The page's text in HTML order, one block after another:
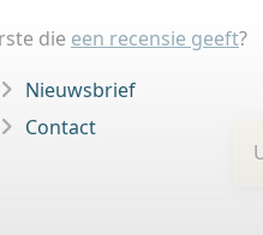
die een recensie geeft?
Nieuwsbrief
Contact